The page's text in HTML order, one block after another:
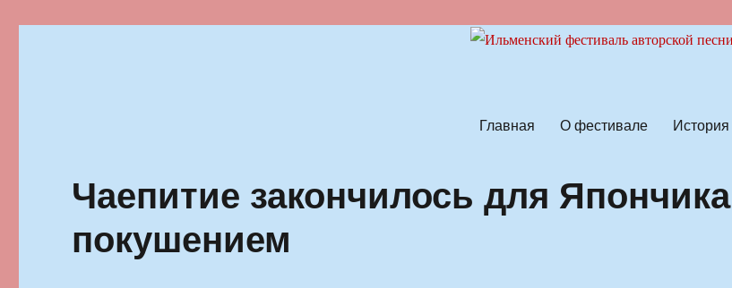
Главная О фестивале История
Чаепитие закончилось для Япончика
покушением